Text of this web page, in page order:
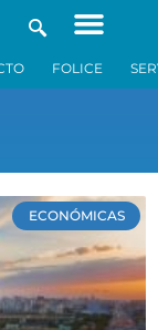
FOLICE
ECONÓMICAS